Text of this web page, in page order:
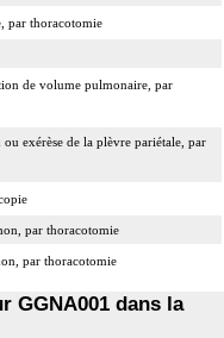
par thoracotomie
de volume pulmonaire, par
exérèse de la plèvre pariétale, par
par thoracotomie
par thoracotomie
GGNA001 dans la